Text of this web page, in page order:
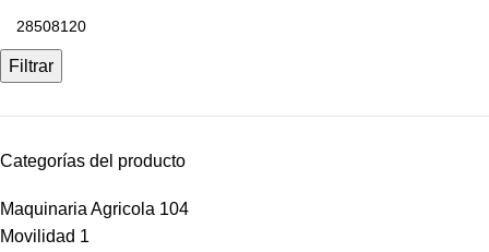
Filtrar
Categorías del producto
Maquinaria Agricola 104
Movilidad 1